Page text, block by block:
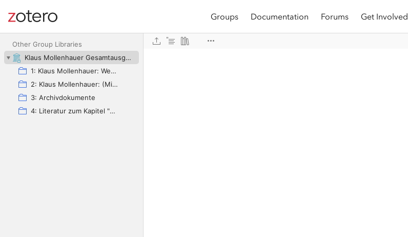
Site navigation
Groups Documentation Forums Get Involved
Other Group Libraries
Klaus Mollenhauer Gesamtausgabe (KMG)
1: Klaus Mollenhauer: Werke
2: Klaus Mollenhauer: (Mit-)herausgegebene und -verfasste Bücher
3: Archivdokumente
4: Literatur zum Kapitel "Empfehlungen zum Studium der Geschichte der Familienerziehung" von Ulrich Herrmann (in: Die Familienerziehung)